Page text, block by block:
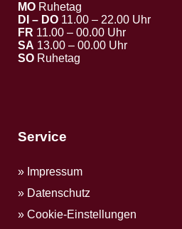
MO Ruhetag
DI – DO 11.00 – 22.00 Uhr
FR 11.00 – 00.00 Uhr
SA 13.00 – 00.00 Uhr
SO Ruhetag
Service
Impressum
Datenschutz
Cookie-Einstellungen